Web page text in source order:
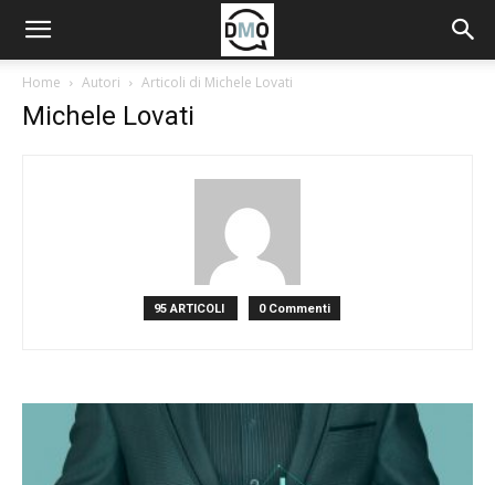
Home Autori Articoli di Michele Lovati
Michele Lovati
95 ARTICOLI 0 Commenti